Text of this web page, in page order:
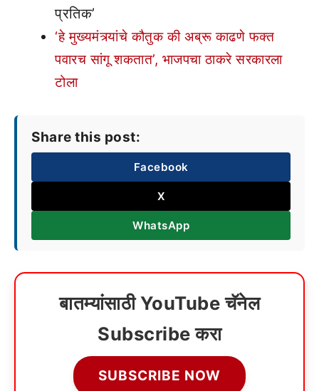
प्रतिक’
‘हे मुख्यमंत्र्यांचे कौतुक की अब्रू काढणे फक्त
पवारच सांगू शकतात’, भाजपचा ठाकरे सरकारला
टोला
Share this post:
Facebook
X
WhatsApp
बातम्यांसाठी YouTube चॅनेल
Subscribe करा
SUBSCRIBE NOW